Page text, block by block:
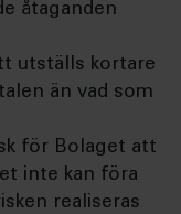
åtaganden
utställs kortare
än vad som
för Bolaget att
inte kan föra
realiseras